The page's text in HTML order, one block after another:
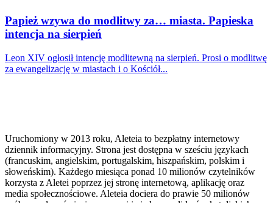
Papież wzywa do modlitwy za… miasta. Papieska
intencja na sierpień
Leon XIV ogłosił intencję modlitewną na sierpień. Prosi o modlitwę
za ewangelizację w miastach i o Kościół...
Uruchomiony w 2013 roku, Aleteia to bezpłatny internetowy
dziennik informacyjny. Strona jest dostępna w sześciu językach
(francuskim, angielskim, portugalskim, hiszpańskim, polskim i
słoweńskim). Każdego miesiąca ponad 10 milionów czytelników
korzysta z Aletei poprzez jej stronę internetową, aplikację oraz
media społecznościowe. Aleteia dociera do prawie 50 milionów